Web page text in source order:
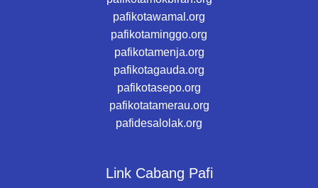
pafikotawamal.org
pafikotaminggo.org
pafikotamenja.org
pafikotagauda.org
pafikotasepo.org
pafikotatamerau.org
pafidesalolak.org
Link Cabang Pafi